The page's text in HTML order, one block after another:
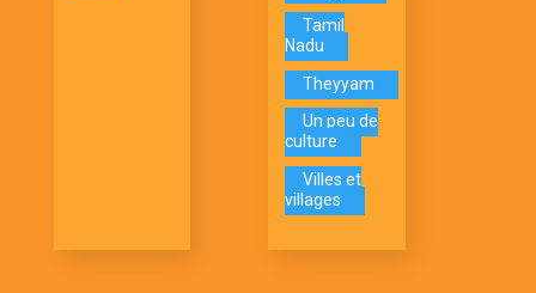
Tamil
Nadu
Theyyam
Un peu de
culture
Villes et
villages